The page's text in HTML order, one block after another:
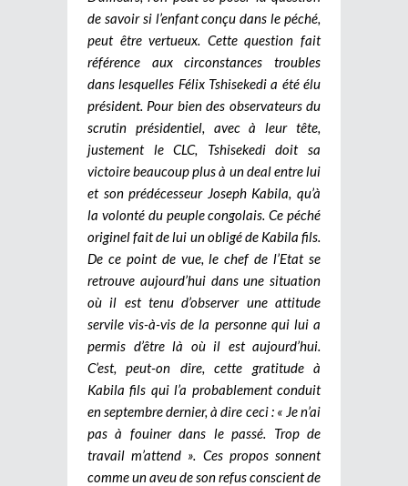
de savoir si l’enfant conçu dans le péché,
peut être vertueux. Cette question fait
référence aux circonstances troubles
dans lesquelles Félix Tshisekedi a été élu
président. Pour bien des observateurs du
scrutin présidentiel, avec à leur tête,
justement le CLC, Tshisekedi doit sa
victoire beaucoup plus à un deal entre lui
et son prédécesseur Joseph Kabila, qu’à
la volonté du peuple congolais. Ce péché
originel fait de lui un obligé de Kabila fils.
De ce point de vue, le chef de l’Etat se
retrouve aujourd’hui dans une situation
où il est tenu d’observer une attitude
servile vis-à-vis de la personne qui lui a
permis d’être là où il est aujourd’hui.
C’est, peut-on dire, cette gratitude à
Kabila fils qui l’a probablement conduit
en septembre dernier, à dire ceci : « Je n’ai
pas à fouiner dans le passé. Trop de
travail m’attend ». Ces propos sonnent
comme un aveu de son refus conscient de